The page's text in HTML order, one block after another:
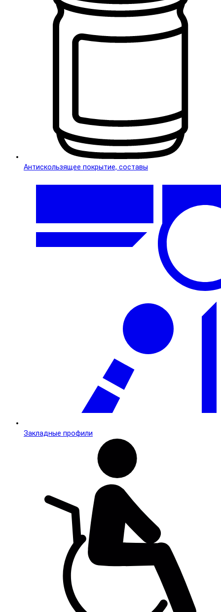
Антискользящее покрытие, составы
Закладные профили